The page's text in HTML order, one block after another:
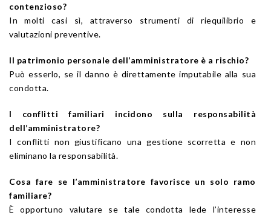
contenzioso?
In molti casi sì, attraverso strumenti di riequilibrio e
valutazioni preventive.
Il patrimonio personale dell’amministratore è a rischio?
Può esserlo, se il danno è direttamente imputabile alla sua
condotta.
I conflitti familiari incidono sulla responsabilità
dell’amministratore?
I conflitti non giustificano una gestione scorretta e non
eliminano la responsabilità.
Cosa fare se l’amministratore favorisce un solo ramo
familiare?
È opportuno valutare se tale condotta lede l’interesse